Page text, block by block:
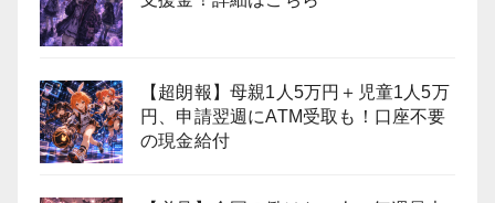
【超朗報】母親1人5万円＋児童1人5万
円、申請翌週にATM受取も！口座不要
の現金給付